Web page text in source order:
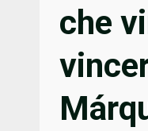
che